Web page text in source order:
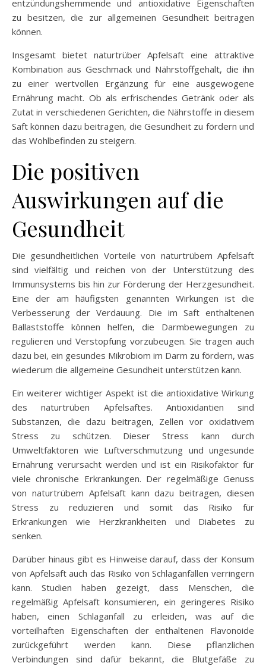
entzündungshemmende und antioxidative Eigenschaften
zu besitzen, die zur allgemeinen Gesundheit beitragen
können.
Insgesamt bietet naturtrüber Apfelsaft eine attraktive
Kombination aus Geschmack und Nährstoffgehalt, die ihn
zu einer wertvollen Ergänzung für eine ausgewogene
Ernährung macht. Ob als erfrischendes Getränk oder als
Zutat in verschiedenen Gerichten, die Nährstoffe in diesem
Saft können dazu beitragen, die Gesundheit zu fördern und
das Wohlbefinden zu steigern.
Die positiven
Auswirkungen auf die
Gesundheit
Die gesundheitlichen Vorteile von naturtrübem Apfelsaft
sind vielfältig und reichen von der Unterstützung des
Immunsystems bis hin zur Förderung der Herzgesundheit.
Eine der am häufigsten genannten Wirkungen ist die
Verbesserung der Verdauung. Die im Saft enthaltenen
Ballaststoffe können helfen, die Darmbewegungen zu
regulieren und Verstopfung vorzubeugen. Sie tragen auch
dazu bei, ein gesundes Mikrobiom im Darm zu fördern, was
wiederum die allgemeine Gesundheit unterstützen kann.
Ein weiterer wichtiger Aspekt ist die antioxidative Wirkung
des naturtrüben Apfelsaftes. Antioxidantien sind
Substanzen, die dazu beitragen, Zellen vor oxidativem
Stress zu schützen. Dieser Stress kann durch
Umweltfaktoren wie Luftverschmutzung und ungesunde
Ernährung verursacht werden und ist ein Risikofaktor für
viele chronische Erkrankungen. Der regelmäßige Genuss
von naturtrübem Apfelsaft kann dazu beitragen, diesen
Stress zu reduzieren und somit das Risiko für
Erkrankungen wie Herzkrankheiten und Diabetes zu
senken.
Darüber hinaus gibt es Hinweise darauf, dass der Konsum
von Apfelsaft auch das Risiko von Schlaganfällen verringern
kann. Studien haben gezeigt, dass Menschen, die
regelmäßig Apfelsaft konsumieren, ein geringeres Risiko
haben, einen Schlaganfall zu erleiden, was auf die
vorteilhaften Eigenschaften der enthaltenen Flavonoide
zurückgeführt werden kann. Diese pflanzlichen
Verbindungen sind dafür bekannt, die Blutgefäße zu